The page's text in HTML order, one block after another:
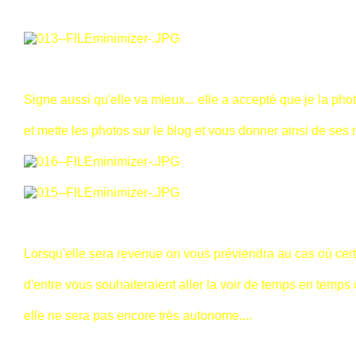
Signe aussi qu'elle va mieux... elle a accepté que je la
et mette les photos sur le blog et vous donner ainsi de ses
Lorsqu'elle sera revenue on vous préviendra au cas où
d'entre vous souhaiteraient aller la voir de temps en temps
elle ne sera pas encore très autonome....